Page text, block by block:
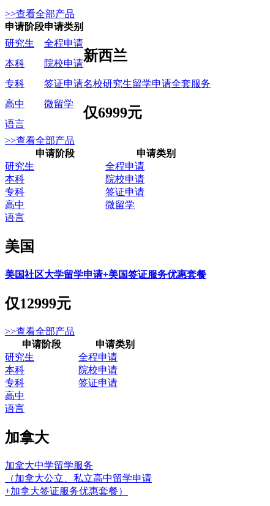
>>查看全部产品
申请阶段申请类别
研究生
全程申请
新西兰
名校研究生留学申请全套服务
仅6999元
本科
院校申请
专科
签证申请
高中
微留学
语言
>>查看全部产品
申请阶段
申请类别
研究生
全程申请
本科
院校申请
专科
签证申请
高中
微留学
语言
美国
美国社区大学留学申请+美国签证服务优惠套餐
仅12999元
>>查看全部产品
申请阶段
申请类别
研究生
全程申请
本科
院校申请
专科
签证申请
高中
语言
加拿大
加拿大中学留学服务
（加拿大公立、私立高中留学申请
+加拿大签证服务优惠套餐）